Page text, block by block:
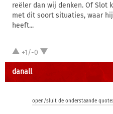
reëler dan wij denken. Of Slot
met dit soort situaties, waar
heeft...
+1/-0
danall
open/sluit de onderstaande quote: